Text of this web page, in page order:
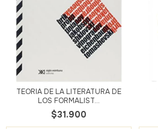
TEORIA DE LA LITERATURA DE
LOS FORMALIST...
$31.900